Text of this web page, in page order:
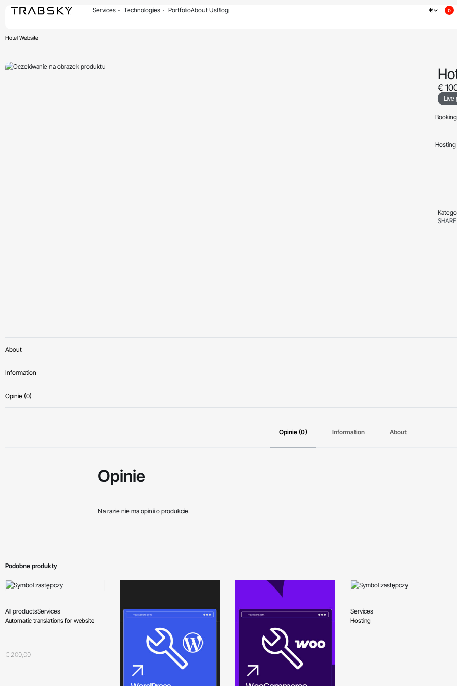
Services Technologies PortfolioAbout UsBlog € 0
Hotel Website
€
Live
SHARE
About
Information
Opinie (0)
Opinie (0) Information About
Opinie
Na razie nie ma opinii o produkcie.
Podobne produkty
All productsServices
Automatic translations for website
€ 200,00
Services
Hosting